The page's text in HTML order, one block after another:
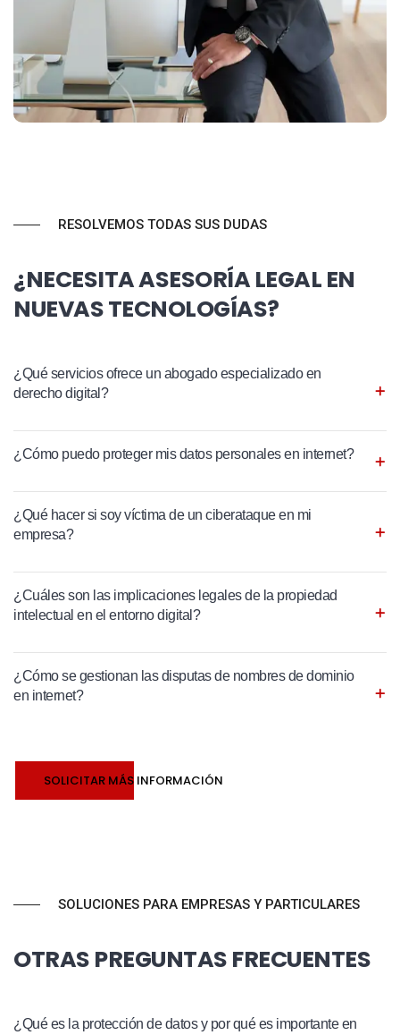
RESOLVEMOS TODAS SUS DUDAS
¿NECESITA ASESORÍA LEGAL EN
NUEVAS TECNOLOGÍAS?
¿Qué servicios ofrece un abogado especializado en
derecho digital?
¿Cómo puedo proteger mis datos personales en internet?
¿Qué hacer si soy víctima de un ciberataque en mi
empresa?
¿Cuáles son las implicaciones legales de la propiedad
intelectual en el entorno digital?
¿Cómo se gestionan las disputas de nombres de dominio
en internet?
SOLICITAR MÁS INFORMACIÓN
SOLUCIONES PARA EMPRESAS Y PARTICULARES
OTRAS PREGUNTAS FRECUENTES
¿Qué es la protección de datos y por qué es importante en